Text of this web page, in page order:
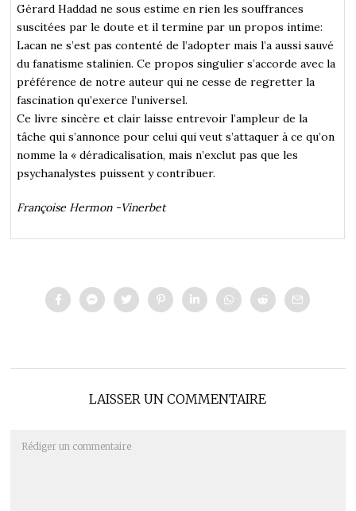
Gérard Haddad ne sous estime en rien les souffrances
suscitées par le doute et il termine par un propos intime:
Lacan ne s’est pas contenté de l’adopter mais l’a aussi sauvé
du fanatisme stalinien. Ce propos singulier s’accorde avec la
préférence de notre auteur qui ne cesse de regretter la
fascination qu’exerce l’universel.
Ce livre sincère et clair laisse entrevoir l’ampleur de la
tâche qui s’annonce pour celui qui veut s’attaquer à ce qu’on
nomme la « déradicalisation, mais n’exclut pas que les
psychanalystes puissent y contribuer.
Françoise Hermon -Vinerbet
LAISSER UN COMMENTAIRE